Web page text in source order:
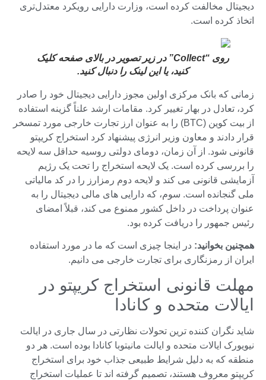
دیجیتال مخالفت کرده است، وزارت دارایی رویکرد معتدل‌تری
اتخاذ کرده است.
روی “Collect” در زیر تصویر در بالای صفحه کلیک
کنید، یااین لینک را دنبال کنید.
زمانی که بانک مرکزی اولین مجوز دارایی دیجیتال خود را صادر
کرد، تعادل در بهار تغییر کرد. مقامات ارشد علناً گزینه استفاده
از بیت کوین (BTC) را به عنوان ارز تجارت خارجی مورد تمسخر
قرار دادند و معاون وزیر انرژی پیشنهاد کرد استخراج کریپتو
قانونی شود. از آن زمان، دومای دولتی روسیه حداقل سه لایحه
را بررسی کرده است. یک لایحه استخراج را تحت یک رژیم
آزمایشی قانونی می کند و لایحه دوم رمزارز را در کد مالیاتی
ملی گنجانده است. سوم، که دارایی های مالی دیجیتال را به
عنوان پرداخت در داخل کشور ممنوع می کند، قبلاً امضای
رئیس جمهور را دریافت کرده بود.
همچنین بخوانید: در اینجا چیزی است که ما در مورد استفاده
ایران از رمزنگاری برای تجارت خارجی می دانیم.
مهلت قانونی استخراج کریپتو در
ایالات متحده و کانادا
شاید نگران کننده ترین تحولات نظارتی در سال جاری در ایالت
نیویورک ایالات متحده و ایالت مانیتوبا کانادا بوده است. هر دو
منطقه که به دلیل شرایط طبیعی جذاب خود برای استخراج
کریپتو معروف هستند، تصمیم گرفته اند تا عملیات استخراج